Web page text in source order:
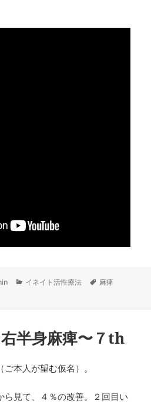
カ
イネイト活性療法
タ
麻痺
１２th に
半身麻痺〜７th
本人が望む仮名）。
ら見て、４％の改善。２回目い